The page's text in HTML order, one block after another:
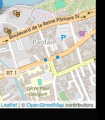
Leaflet| ©OpenStreetMapcontributors